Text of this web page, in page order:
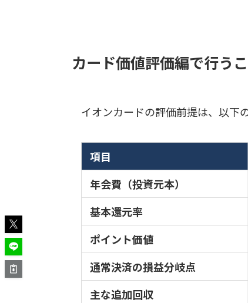
カード価値評価編で行う
イオンカードの評価前提は、以下
項目
年会費（投資元本）
基本還元率
ポイント価値
通常決済の損益分岐点
主な追加回収